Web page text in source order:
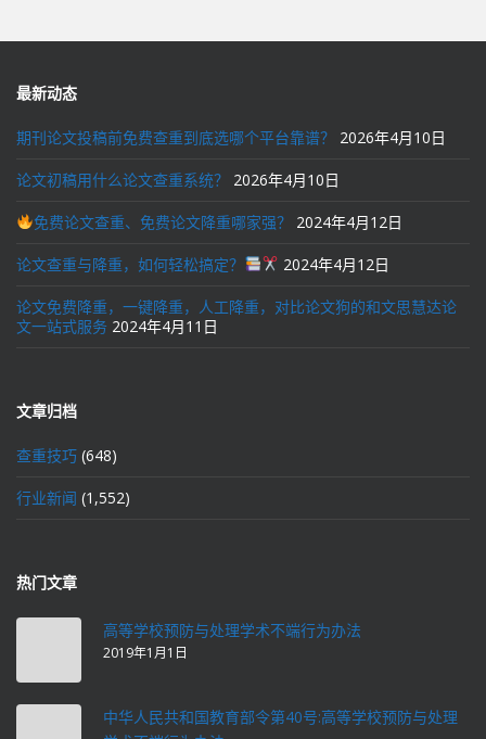
航
最新动态
期刊论文投稿前免费查重到底选哪个平台靠谱？ 2026年4月10日
论文初稿用什么论文查重系统？ 2026年4月10日
免费论文查重、免费论文降重哪家强？ 2024年4月12日
论文查重与降重，如何轻松搞定？ 2024年4月12日
论文免费降重，一键降重，人工降重，对比论文狗的和文思慧达论
文一站式服务 2024年4月11日
文章归档
查重技巧 (648)
行业新闻 (1,552)
热门文章
高等学校预防与处理学术不端行为办法
2019年1月1日
中华人民共和国教育部令第40号:高等学校预防与处理